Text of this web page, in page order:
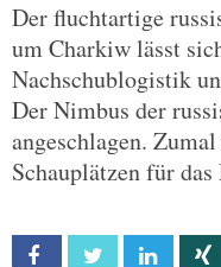
Der fluchtartige
um Charkiw lässt
Nachschublogistik
Der Nimbus der
angeschlagen.
Schauplätzen für
Facebook Twitter Linkedin